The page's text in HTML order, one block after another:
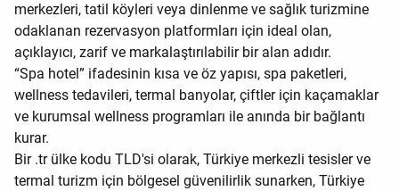
merkezleri, tatil köyleri veya dinlenme ve sağlık turizmine
odaklanan rezervasyon platformları için ideal olan,
açıklayıcı, zarif ve markalaştırılabilir bir alan adıdır.
“Spa hotel” ifadesinin kısa ve öz yapısı, spa paketleri,
wellness tedavileri, termal banyolar, çiftler için kaçamaklar
ve kurumsal wellness programları ile anında bir bağlantı
kurar.
Bir .tr ülke kodu TLD'si olarak, Türkiye merkezli tesisler ve
termal turizm için bölgesel güvenilirlik sunarken, Türkiye